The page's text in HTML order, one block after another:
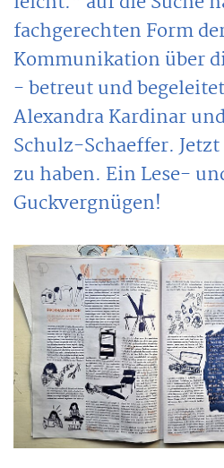
fachgerechten Form
Kommunikation über
- betreut und
Alexandra Kardinar
Schulz-Schaeffer.
zu haben. Ein Lese-
Guckvergnügen!